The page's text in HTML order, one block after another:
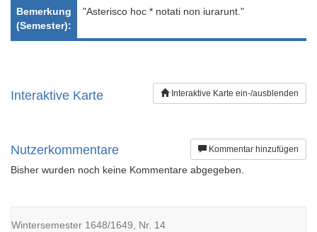
Bemerkung
(Semester):
"Asterisco hoc * notati non iurarunt."
Interaktive Karte ein-/ausblenden
Interaktive Karte
Kommentar hinzufügen
Nutzerkommentare
Bisher wurden noch keine Kommentare abgegeben.
Wintersemester 1648/1649, Nr. 14